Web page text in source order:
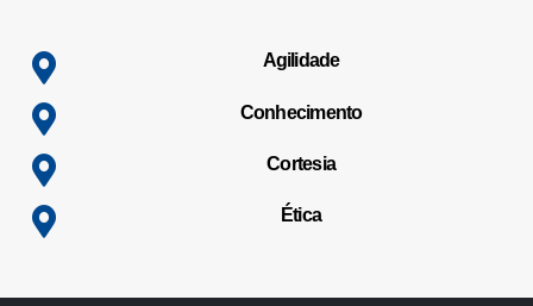
Agilidade
Conhecimento
Cortesia
Ética